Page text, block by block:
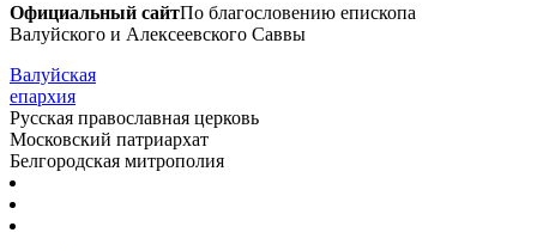
Официальный сайтПо благословению епископа
Валуйского и Алексеевского Саввы
Валуйская
епархия
Русская православная церковь
Московский патриархат
Белгородская митрополия